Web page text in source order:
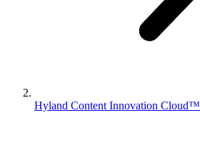
Hyland Content Innovation Cloud™